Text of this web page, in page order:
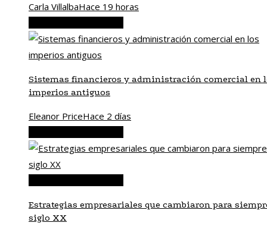
Carla VillalbaHace 19 horas
Sistemas financieros y administración comercial en
imperios antiguos
Eleanor PriceHace 2 días
Estrategias empresariales que cambiaron para
siglo XX